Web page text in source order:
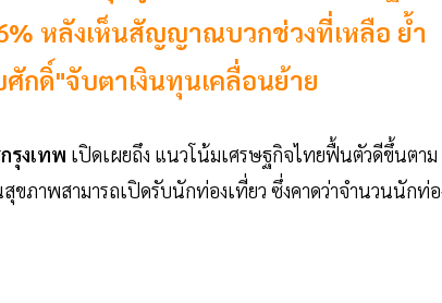
หลังเห็นสัญญาณบวกช่วงที่เหลือ ย้ำ
กดิ์"จับตาเงินทุนเคลื่อนย้าย
รุงเทพ เปิดเผยถึง แนวโน้มเศรษฐกิจไทยฟื้นตัวดีขึ้นตาม
ขภาพสามารถเปิดรับนักท่องเที่ยว ซึ่งคาดว่าจำนวนนักท่